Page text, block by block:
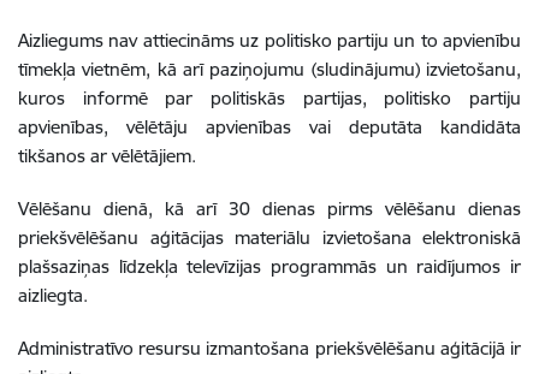
Aizliegums nav attiecināms uz politisko partiju un to apvienību
tīmekļa vietnēm, kā arī paziņojumu (sludinājumu) izvietošanu,
kuros informē par politiskās partijas, politisko partiju
apvienības, vēlētāju apvienības vai deputāta kandidāta
tikšanos ar vēlētājiem.
Vēlēšanu dienā, kā arī 30 dienas pirms vēlēšanu dienas
priekšvēlēšanu aģitācijas materiālu izvietošana elektroniskā
plašsaziņas līdzekļa televīzijas programmās un raidījumos ir
aizliegta.
Administratīvo resursu izmantošana priekšvēlēšanu aģitācijā ir